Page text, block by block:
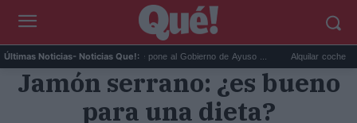
Últimas Noticias- Noticias Que!:
La primera denuncia que pone al Gobierno de Ayuso ... Alquilar coche este
Jamón serrano: ¿es bueno
para una dieta?